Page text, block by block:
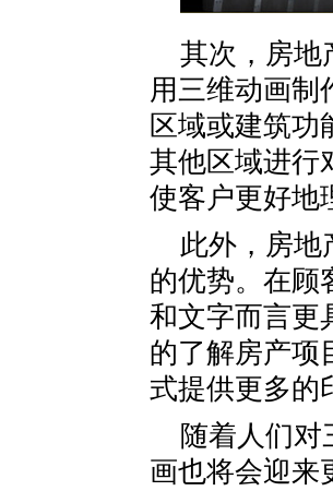
其次，房地
用三维动画制
区域或建筑
其他区域进行
使客户更好地
此外，房地
的优势。在顾
和文字而言更
的了解房产项
式提供更多的
随着人们
画也将会迎来